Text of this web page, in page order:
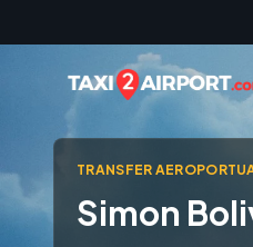
TRANSFER
Simon